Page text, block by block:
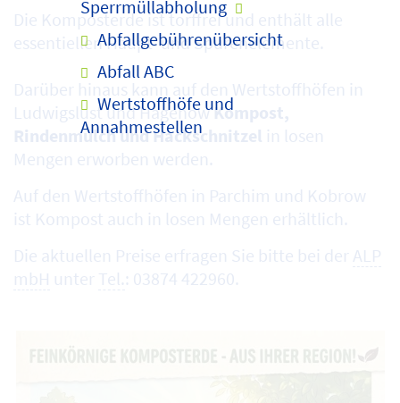
Sperrmüllabholung
Abfallgebührenübersicht
Abfall ABC
Wertstoffhöfe und
Annahmestellen
Die Komposterde ist torffrei und enthält alle
essentiellen Haupt- und Spurenelemente.
Darüber hinaus kann auf den Wertstoffhöfen in
Ludwigslust und HagenowKompost,
Rindenmulch und Hackschnitzel in losen
Mengen erworben werden.
Auf den Wertstoffhöfen in Parchim und Kobrow
ist Kompost auch in losen Mengen erhältlich.
Die aktuellen Preise erfragen Sie bitte bei der ALP
mbH unter Tel.: 03874 422960.